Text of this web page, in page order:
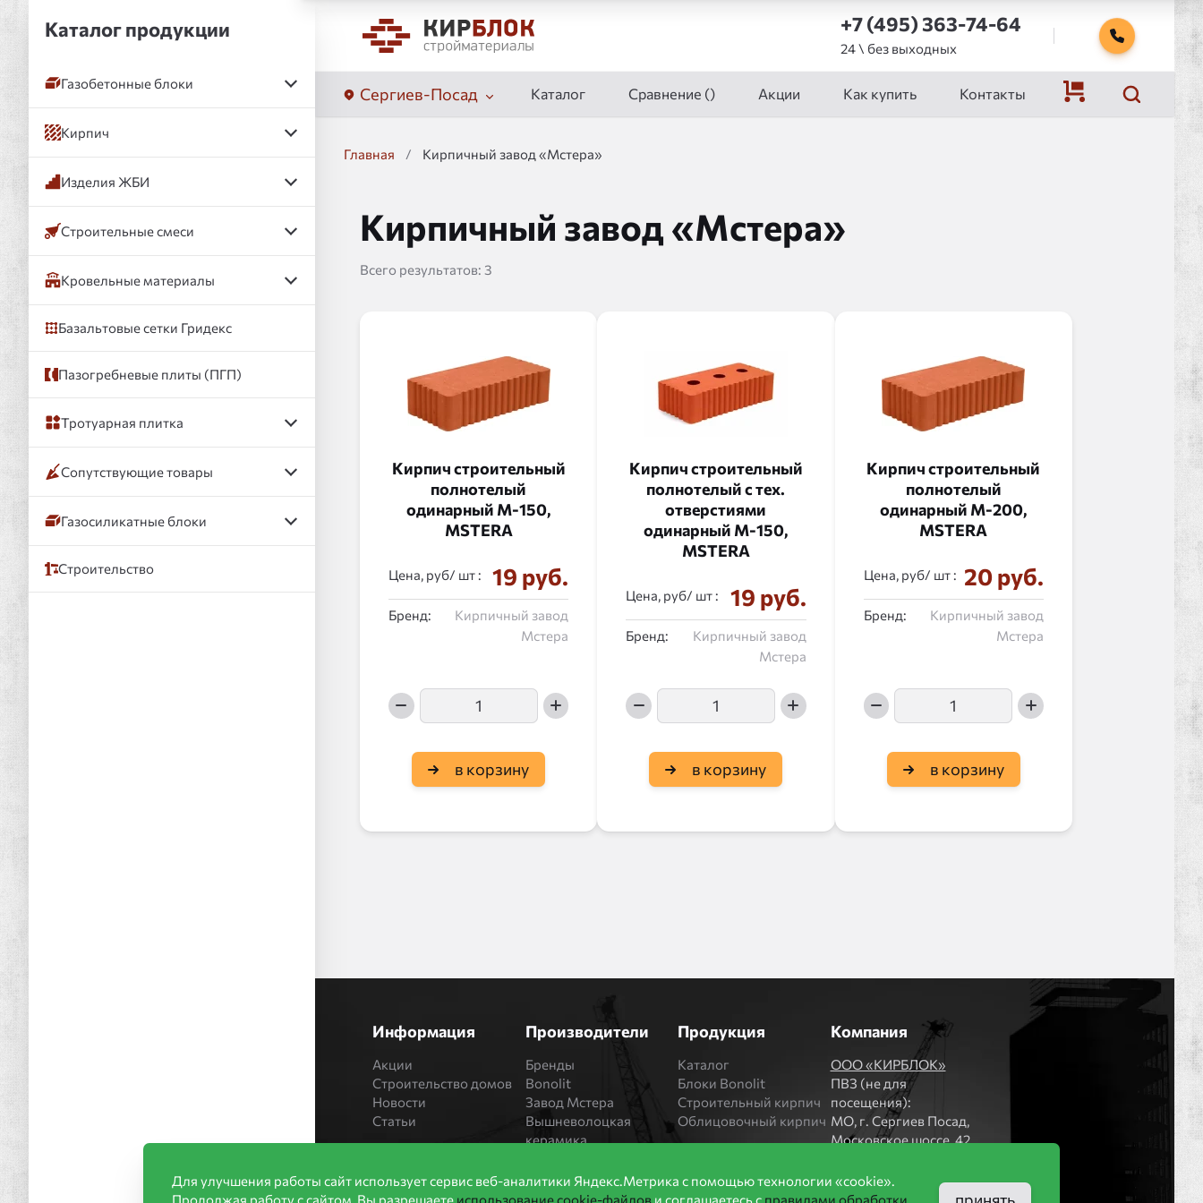
+7 (495) 363-74-64
24 \ без выходных
Сергиев-Посад Каталог Сравнение () Акции Как купить Контакты
Главная / Кирпичный завод «Мстера»
Кирпичный завод «Мстера»
Всего результатов: 3
Кирпич строительный
полнотелый
одинарный М-150,
MSTERA
Цена, руб/ : 19 руб.
Бренд:
Кирпичный завод
Мстера
в корзину
Кирпич строительный
полнотелый с тех.
отверстиями
одинарный М-150,
MSTERA
Цена, руб/ : 19 руб.
Бренд:
Кирпичный завод
Мстера
в корзину
Кирпич строительный
полнотелый
одинарный М-200,
MSTERA
Цена, руб/ : 20 руб.
Бренд:
Кирпичный завод
Мстера
в корзину
Информация
Акции
Строительство домов
Новости
Статьи
Производители
Бренды
Bonolit
Завод Мстера
Вышневолоцкая
керамика
Комбинат СТРОМА
Вяземский кирпичный
Продукция
Каталог
Блоки Bonolit
Строительный кирпич
Облицовочный кирпич
Компания
ООО «КИРБЛОК»
ПВЗ (не для
посещения):
МO, г. Сергиев Посад,
Московское шоссе, 42
Офис и шоурум:
МО, г. Дмитров, ул.
Каталог продукции
Газобетонные блоки
Кирпич
Изделия ЖБИ
Строительные смеси
Кровельные материалы
Базальтовые сетки Гридекс
Пазогребневые плиты (ПГП)
Тротуарная плитка
Сопутствующие товары
Газосиликатные блоки
Строительство
Для улучшения работы сайт использует сервис веб-аналитики Яндекс.Метрика с помощью технологии «cookie».